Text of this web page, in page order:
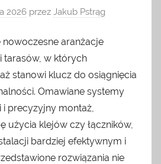
2026 przez Jakub Pstrąg
nowoczesne aranżacje
tarasów, w których
stanowi klucz do osiągnięcia
Omawiane systemy
precyzyjny montaż,
użycia klejów czy łączników,
bardziej efektywnym i
rozwiązania nie